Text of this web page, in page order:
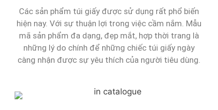
Các sản phẩm túi giấy được sử dụng rất phổ biến
hiện nay. Với sự thuận lợi trong việc cầm nắm. Mẫu
mã sản phẩm đa dạng, đẹp mắt, hợp thời trang là
những lý do chính để những chiếc túi giấy ngày
càng nhận được sự yêu thích của người tiêu dùng.